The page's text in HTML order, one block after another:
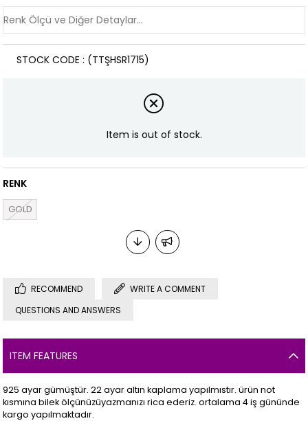
(TTŞHSR1715)
STOCK CODE
Item is out of stock.
RENK
GOLD
RECOMMEND
WRITE A COMMENT
QUESTIONS AND ANSWERS
ITEM FEATURES
925 ayar gümüştür. 22 ayar altın kaplama yapılmıstır. ürün not
kısmına bilek ölçünüzüyazmanızı rica ederiz. ortalama 4 iş gününde
kargo yapılmaktadır.